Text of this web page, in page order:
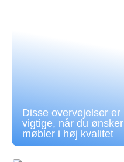
Disse overvejelser er
vigtige, når du ønsker
møbler i høj kvalitet